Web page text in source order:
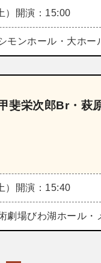
開演：15:00
モンホール・大ホー
栄次郎Br・萩
開演：15:40
劇場びわ湖ホール・